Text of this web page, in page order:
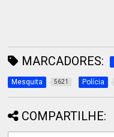
MARCADORES:
Mesquita 5621 Polícia
COMPARTILHE: